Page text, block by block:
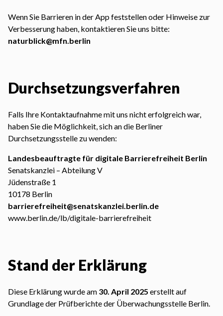
Wenn Sie Barrieren in der App feststellen oder Hinweise zur
Verbesserung haben, kontaktieren Sie uns bitte:
naturblick@mfn.berlin
Durchsetzungsverfahren
Falls Ihre Kontaktaufnahme mit uns nicht erfolgreich war,
haben Sie die Möglichkeit, sich an die Berliner
Durchsetzungsstelle zu wenden:
Landesbeauftragte für digitale Barrierefreiheit Berlin
Senatskanzlei – Abteilung V
Jüdenstraße 1
10178 Berlin
barrierefreiheit@senatskanzlei.berlin.de
www.berlin.de/lb/digitale-barrierefreiheit
Stand der Erklärung
Diese Erklärung wurde am 30. April 2025 erstellt auf
Grundlage der Prüfberichte der Überwachungsstelle Berlin.